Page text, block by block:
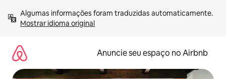
para
Mostrar idioma original
Anuncie seu espaço no Airbnb